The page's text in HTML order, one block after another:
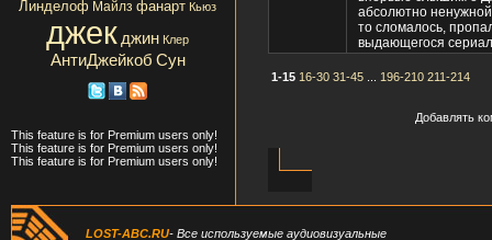
Линделоф Майлз фанарт Кьюз
джек джин Клер
АнтиДжейкоб Сун
This feature is for Premium users only!
This feature is for Premium users only!
This feature is for Premium users only!
абсолютно ненужной
то сломалось,
выдающегося
1-15 16-30 31-45 196-210 211-214
Добавлять
LOST-ABC.RU- Все используемые аудиовизуальные